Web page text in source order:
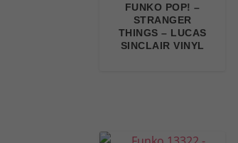
FUNKO POP! –
STRANGER
THINGS – LUCAS
SINCLAIR VINYL